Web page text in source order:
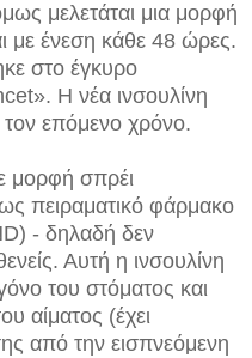
μελετάται μια μορφή
με ένεση κάθε 48 ώρες.
στο έγκυρο
Η νέα ινσουλίνη
τον επόμενο χρόνο.
μορφή σπρέι
πειραματικό φάρμακο
- δηλαδή δεν
Αυτή η ινσουλίνη
του στόματος και
αίματος (έχει
από την εισπνεόμενη